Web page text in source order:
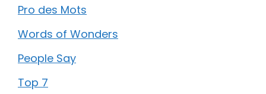
Pro des Mots
Words of Wonders
People Say
Top 7